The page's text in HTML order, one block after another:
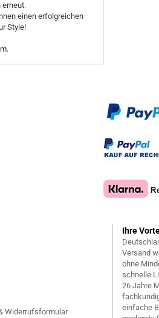
erneut.
einen erfolgreichen
Style!
Widerrufsformular
Ihre
Versand
ohne
schnelle
26 Jahre
einfache